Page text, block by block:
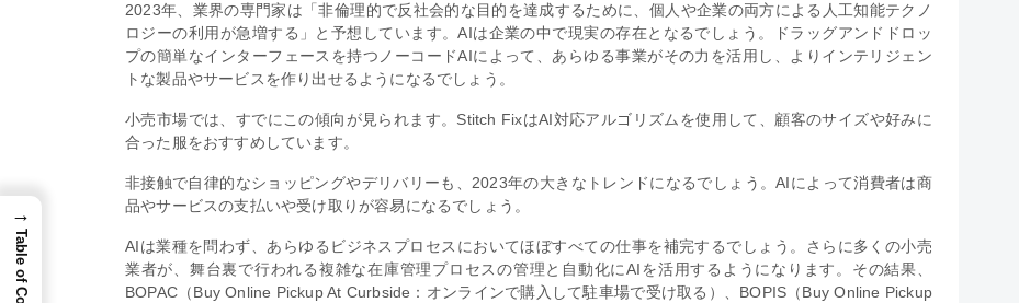
2023年、業界の専門家は「非倫理的で反社会的な目的を達成するために、個人や企業の両方による人工知能テクノ
ロジーの利用が急増する」と予想しています。AIは企業の中で現実の存在となるでしょう。ドラッグアンドドロッ
プの簡単なインターフェースを持つノーコードAIによって、あらゆる事業がその力を活用し、よりインテリジェン
トな製品やサービスを作り出せるようになるでしょう。
小売市場では、すでにこの傾向が見られます。Stitch FixはAI対応アルゴリズムを使用して、顧客のサイズや好みに
合った服をおすすめしています。
非接触で自律的なショッピングやデリバリーも、2023年の大きなトレンドになるでしょう。AIによって消費者は商
品やサービスの支払いや受け取りが容易になるでしょう。
AIは業種を問わず、あらゆるビジネスプロセスにおいてほぼすべての仕事を補完するでしょう。さらに多くの小売
業者が、舞台裏で行われる複雑な在庫管理プロセスの管理と自動化にAIを活用するようになります。その結果、
BOPAC（Buy Online Pickup At Curbside：オンラインで購入して駐車場で受け取る）、BOPIS（Buy Online Pickup
→